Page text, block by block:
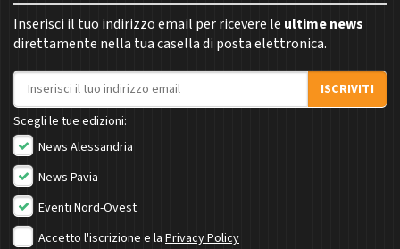
Inserisci il tuo indirizzo email per ricevere le ultime news
direttamente nella tua casella di posta elettronica.
Indirizzo email
ISCRIVITI
Scegli le tue edizioni:
News Alessandria
News Pavia
Eventi Nord-Ovest
Accetto l'iscrizione e la Privacy Policy